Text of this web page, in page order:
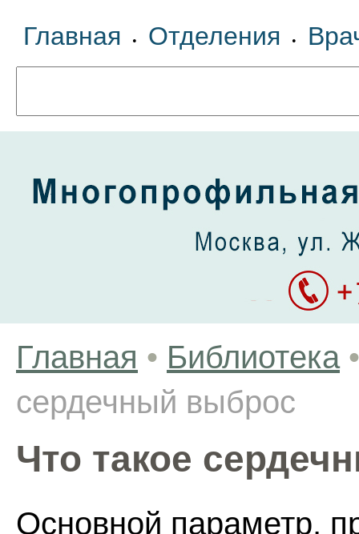
Главная • Отделения •
Главная • Библиотека •
сердечный выброс
Что такое
Основной параметр,